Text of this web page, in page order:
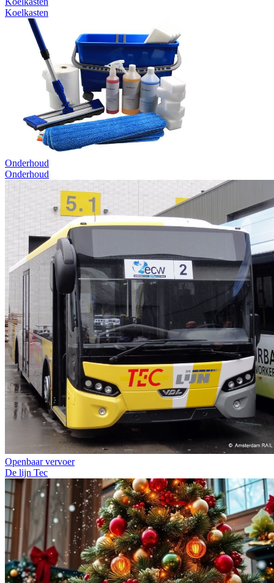
Koelkasten
Onderhoud
Onderhoud
Openbaar vervoer
De lijn Tec